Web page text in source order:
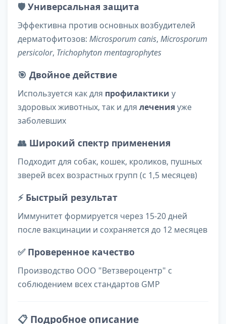
🛡️ Универсальная защита
Эффективна против основных возбудителей
дерматофитозов: Microsporum canis, Microsporum
persicolor, Trichophyton mentagrophytes
🎯 Двойное действие
Используется как для профилактики у
здоровых животных, так и для леченияуже
заболевших
👥 Широкий спектр применения
Подходит для собак, кошек, кроликов, пушных
зверей всех возрастных групп (с 1,5 месяцев)
⚡ Быстрый результат
Иммунитет формируется через 15-20 дней
после вакцинации и сохраняется до 12 месяцев
✅ Проверенное качество
Производство ООО "Ветзвероцентр" с
соблюдением всех стандартов GMP
📋 Подробное описание